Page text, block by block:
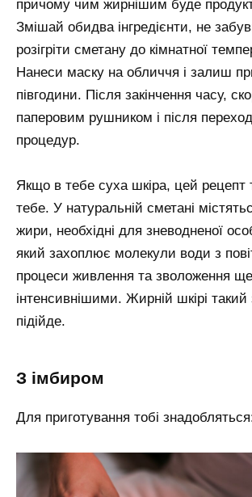
причому чим жирнішим буде
Змішай обидва інгредієнти, не
розігріти сметану до кімнатної
Нанеси маску на обличчя і залиш
півгодини. Після закінчення часу,
паперовим рушником і після
процедур.
Якщо в тебе суха шкіра, цей рецепт
тебе. У натуральній сметані
жири, необхідні для зневодненої
який захоплює молекули води з
процеси живлення та зволоження ще
інтенсивнішими. Жирній шкірі такий
підійде.
з імбиром
Для приготування тобі